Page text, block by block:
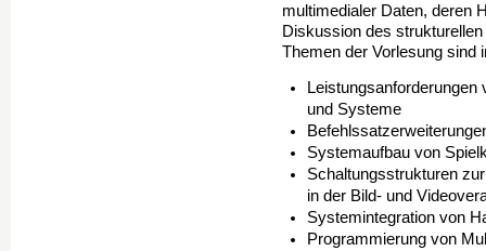
multimedialer Daten, deren
Diskussion des
Themen der Vorlesung sind
und Systeme
Systemaufbau von
Schaltungsstrukturen
in der Bild- und
Systemintegration von
Programmierung von